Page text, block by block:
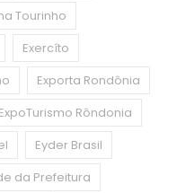
Tourinho
Exercíto
Exporta Rondônia
ExpoTurismo Rôndonia
Eyder Brasil
da Prefeitura